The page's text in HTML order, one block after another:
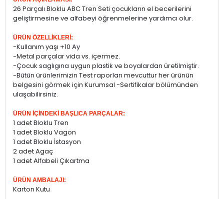
26 Parçalı Bloklu ABC Tren Seti çocukların el becerilerini
geliştirmesine ve alfabeyi öğrenmelerine yardımcı olur.
ÜRÜN ÖZELLİKLERİ:
-Kullanım yaşı +10 Ay
-Metal parçalar vida vs. içermez.
-Çocuk saglıgına uygun plastik ve boyalardan üretilmiştir.
-Bütün ürünlerimizin Test raporları mevcuttur her ürünün
belgesini görmek için Kurumsal -Sertifikalar bölümünden
ulaşabilirsiniz.
ÜRÜN İÇİNDEKİ BAŞLICA PARÇALAR:
1 adet Bloklu Tren
1 adet Bloklu Vagon
1 adet Bloklu İstasyon
2 adet Agaç
1 adet Alfabeli Çıkartma
ÜRÜN AMBALAJI:
Karton Kutu